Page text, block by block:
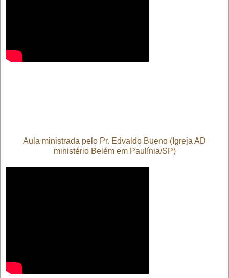
Aula ministrada pelo Pr. Edvaldo Bueno (Igreja AD
ministério Belém em Paulínia/SP)